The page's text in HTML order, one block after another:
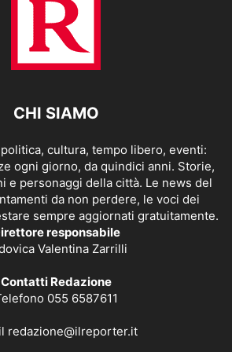
CHI SIAMO
cultura, tempo libero, eventi:
ogni giorno, da quindici anni. Storie,
e personaggi della città. Le news del
da non perdere, le voci dei
sempre aggiornati gratuitamente.
responsabile
Valentina Zarrilli
Contatti Redazione
055 6587611
redazione@ilreporter.it